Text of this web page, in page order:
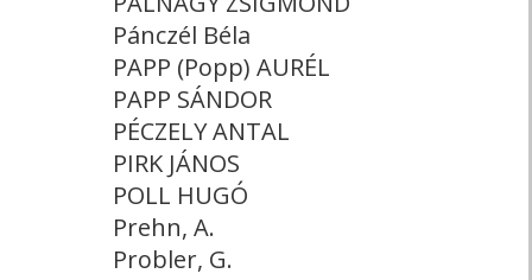
Pánczél Béla
PAPP (Popp) AURÉL
PAPP SÁNDOR
PÉCZELY ANTAL
PIRK JÁNOS
POLL HUGÓ
Prehn, A.
Probler, G.